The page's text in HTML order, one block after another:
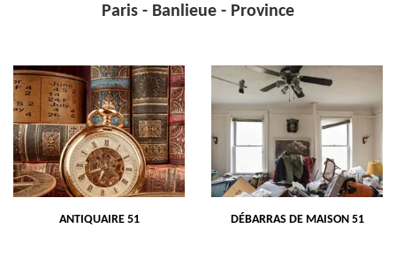
Paris - Banlieue - Province
ANTIQUAIRE 51 DÉBARRAS DE MAISON 51